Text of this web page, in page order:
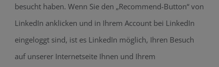
besucht haben. Wenn Sie den „Recommend-Button“ von
LinkedIn anklicken und in Ihrem Account bei LinkedIn
eingeloggt sind, ist es LinkedIn möglich, Ihren Besuch
auf unserer Internetseite Ihnen und Ihrem